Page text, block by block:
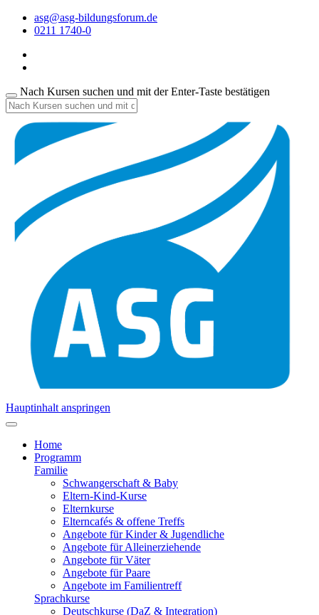
asg@asg-bildungsforum.de
0211 1740-0
Nach Kursen suchen und mit der Enter-Taste bestätigen
Hauptinhalt anspringen
Home
Programm
Familie
Schwangerschaft & Baby
Eltern-Kind-Kurse
Elternkurse
Elterncafés & offene Treffs
Angebote für Kinder & Jugendliche
Angebote für Alleinerziehende
Angebote für Väter
Angebote für Paare
Angebote im Familientreff
Sprachkurse
Deutschkurse (DaZ & Integration)